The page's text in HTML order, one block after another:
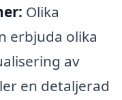
Olika
erbjuda olika
av
en detaljerad